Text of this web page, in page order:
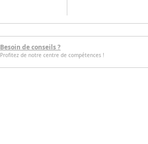
Besoin de conseils ?
Profitez de notre centre de compétences !